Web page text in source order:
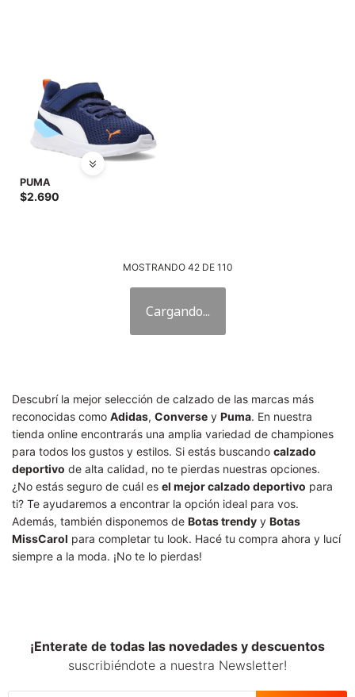
PUMA
$2.690
MOSTRANDO 42DE 110
Descubrí la mejor selección de calzado de las marcas más
reconocidas como Adidas, Converse y Puma. En nuestra
tienda online encontrarás una amplia variedad de championes
para todos los gustos y estilos. Si estás buscando calzado
deportivo de alta calidad, no te pierdas nuestras opciones.
¿No estás seguro de cuál es el mejor calzado deportivo para
ti? Te ayudaremos a encontrar la opción ideal para vos.
Además, también disponemos de Botas trendy y Botas
MissCarol para completar tu look. Hacé tu compra ahora y lucí
siempre a la moda. ¡No te lo pierdas!
¡Enterate de todas las novedades y descuentos
suscribiéndote a nuestra Newsletter!